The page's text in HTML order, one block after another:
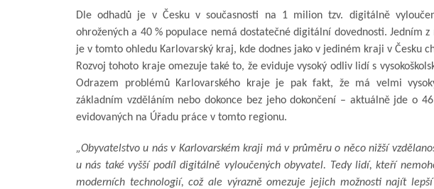
Dle odhadů je v Česku v současnosti na 1 milion tzv. digitálně
ohrožených a 40 % populace nemá dostatečné digitální dovednosti. Jedním
je v tomto ohledu Karlovarský kraj, kde dodnes jako v jediném kraji v Česku
Rozvoj tohoto kraje omezuje také to, že eviduje vysoký odliv lidí s
Odrazem problémů Karlovarského kraje je pak fakt, že má velmi
základním vzděláním nebo dokonce bez jeho dokončení – aktuálně jde o
evidovaných na Úřadu práce v tomto regionu.
„Obyvatelstvo u nás v Karlovarském kraji má v průměru o něco nižší
u nás také vyšší podíl digitálně vyloučených obyvatel. Tedy lidí, kteří
moderních technologií, což ale výrazně omezuje jejich možnosti najít